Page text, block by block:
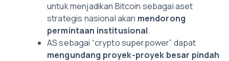
untuk menjadikan Bitcoin sebagai aset
strategis nasional akan mendorong
permintaan institusional.
AS sebagai “crypto superpower” dapat
mengundang proyek-proyek besar pindah